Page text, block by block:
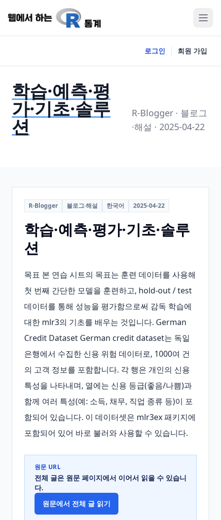
로그인 회원 가입
학습·예측·평
가·기초·솔루
션
R-Blogger · 블로그
·해설 · 2025-04-22
R-Blogger 블로그·해설 한국어 2025-04-22
학습·예측·평가·기초·솔루
션
목표 본 연습 시트의 목표는 훈련 데이터를 사용해
첫 번째 간단한 모델을 훈련하고, hold‑out / test
데이터를 통해 성능을 평가함으로써 감독 학습에
대한 mlr3의 기초를 배우는 것입니다. German
Credit Dataset German credit dataset는 독일
은행에서 수집한 신용 위험 데이터로, 1000여 건
의 고객 정보를 포함합니다. 각 행은 개인의 신용
특성을 나타내며, 열에는 신용 등급(좋음/나쁨)과
함께 여러 특성(예: 소득, 채무, 직업 종류 등)이 포
함되어 있습니다. 이 데이터셋은 mlr3ex 패키지에
포함되어 있어 바로 불러와 사용할 수 있습니다.
원문 URL
전체 글은 원문 페이지에서 이어서 읽을 수 있습니
다.
원문에서 전체 글 읽기